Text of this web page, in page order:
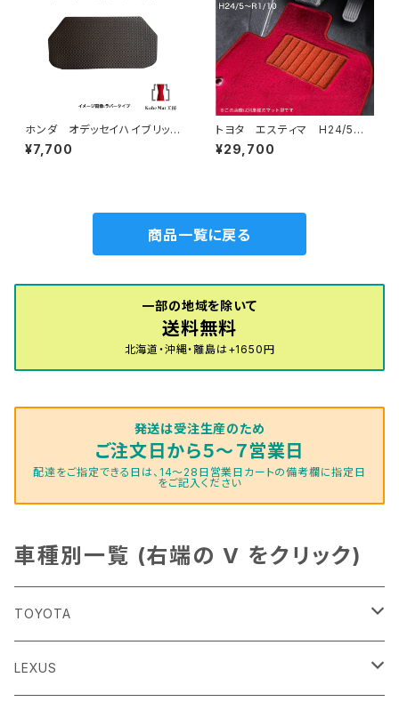
ホンダ オデッセイハイブリッ
ド R5/12〜 RC5 アンダー
ラゲッジマット トランクマッ
¥7,700
トヨタ エスティマ H24/5〜R
1/10（後期） 50系 フロアマッ
ト一式 カーマット ハイグレー
¥29,700
商品一覧に戻る
一部の地域を除いて
送料無料
北海道・沖縄・離島は+1650円
発送は受注生産のため
ご注文日から５～７営業日
配達をご指定できる日は、14～28日営業日カートの備考欄に指定日
をご記入ください
車種別一覧 (右端の V をクリック)
TOYOTA
86
LEXUS